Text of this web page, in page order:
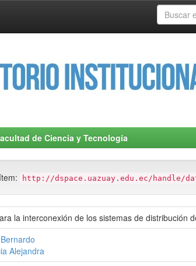
de Ciencia y Tecnología
http://dspace.uazuay.edu.ec/handle/
la interconexión de los sistemas de distribución
Alejandra